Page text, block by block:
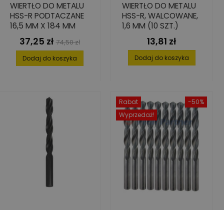
WIERTŁO DO METALU
HSS-R PODTACZANE
16,5 MM X 184 MM
Cena
37,25 zł Cena
podstawowa
74,50 zł
Dodaj do koszyka
WIERTŁO DO METALU
HSS-R, WALCOWANE,
1,6 MM (10 SZT.)
Cena
13,81 zł
Dodaj do koszyka
-50%
Rabat
Wyprzedaż!